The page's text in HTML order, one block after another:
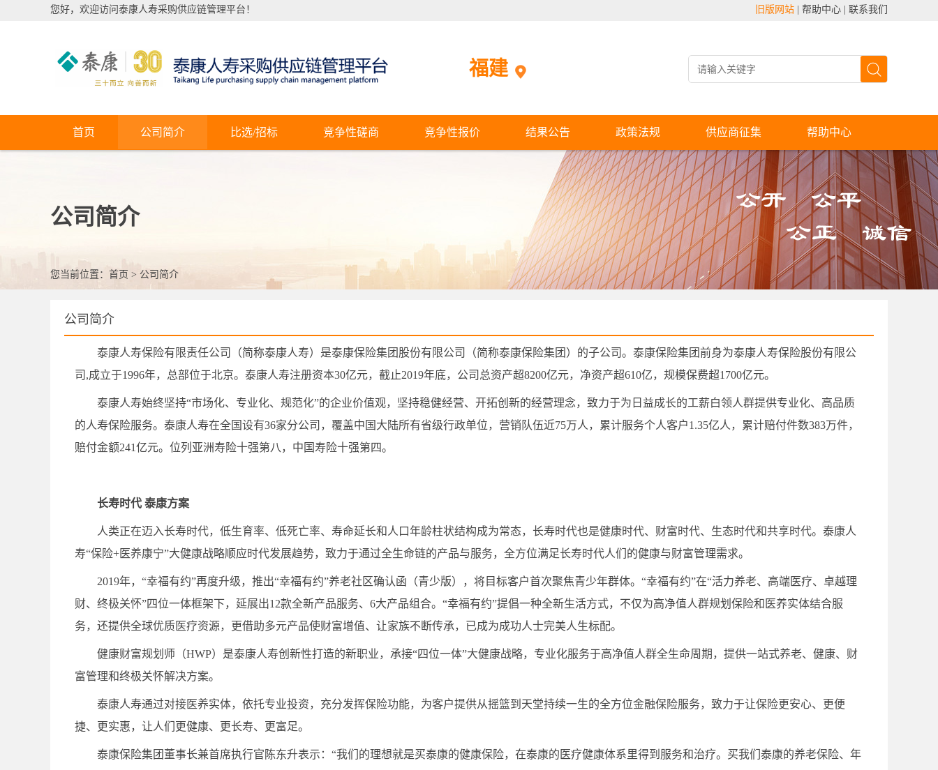
您好，欢迎访问泰康人寿采购供应链管理平台！ 旧版网站 帮助中心 联系我们
福建
首页 公司简介 比选/招标 竞争性磋商 竞争性报价 结果公告 政策法规 供应商征集 帮助中心
公司简介
您当前位置： 首页 > 公司简介
公司简介
泰康人寿保险有限责任公司（简称泰康人寿）是泰康保险集团股份有限公司（简称泰康保险集团）的子公司。泰康保险集团前身为泰康人寿保险股份有限公
司,成立于1996年，总部位于北京。泰康人寿注册资本30亿元，截止2019年底，公司总资产超8200亿元，净资产超610亿，规模保费超1700亿元。
泰康人寿始终坚持“市场化、专业化、规范化”的企业价值观，坚持稳健经营、开拓创新的经营理念，致力于为日益成长的工薪白领人群提供专业化、高品质
的人寿保险服务。泰康人寿在全国设有36家分公司，覆盖中国大陆所有省级行政单位，营销队伍近75万人，累计服务个人客户1.35亿人，累计赔付件数383万件，
赔付金额241亿元。位列亚洲寿险十强第八，中国寿险十强第四。
长寿时代 泰康方案
人类正在迈入长寿时代，低生育率、低死亡率、寿命延长和人口年龄柱状结构成为常态，长寿时代也是健康时代、财富时代、生态时代和共享时代。泰康人
寿“保险+医养康宁”大健康战略顺应时代发展趋势，致力于通过全生命链的产品与服务，全方位满足长寿时代人们的健康与财富管理需求。
2019年，“幸福有约”再度升级，推出“幸福有约”养老社区确认函（青少版），将目标客户首次聚焦青少年群体。“幸福有约”在“活力养老、高端医疗、卓越理
财、终极关怀”四位一体框架下，延展出12款全新产品服务、6大产品组合。“幸福有约”提倡一种全新生活方式，不仅为高净值人群规划保险和医养实体结合服
务，还提供全球优质医疗资源，更借助多元产品使财富增值、让家族不断传承，已成为成功人士完美人生标配。
健康财富规划师（HWP）是泰康人寿创新性打造的新职业，承接“四位一体”大健康战略，专业化服务于高净值人群全生命周期，提供一站式养老、健康、财
富管理和终极关怀解决方案。
泰康人寿通过对接医养实体，依托专业投资，充分发挥保险功能，为客户提供从摇篮到天堂持续一生的全方位金融保险服务，致力于让保险更安心、更便
捷、更实惠，让人们更健康、更长寿、更富足。
泰康保险集团董事长兼首席执行官陈东升表示：“我们的理想就是买泰康的健康保险，在泰康的医疗健康体系里得到服务和治疗。买我们泰康的养老保险、年